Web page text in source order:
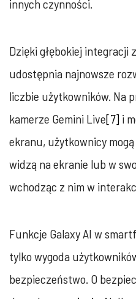
innych czynności.
Dzięki głębokiej integracji
udostępnia najnowsze
liczbie użytkowników. Na
kamerze Gemini Live[7] i
ekranu, użytkownicy
widzą na ekranie lub w
wchodząc z nim w
Funkcje Galaxy AI w
tylko wygoda
bezpieczeństwo. O